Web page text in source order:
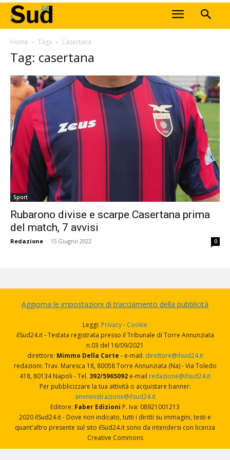
Home Tags Casertana
Tag: casertana
Sport
Rubarono divise e scarpe Casertana prima
del match, 7 avvisi
Redazione - 15 Giugno 2022 0
Aggiorna le impostazioni di tracciamento della pubblicità
Leggi: Privacy- Cookie
ilSud24.it - Testata registrata presso il Tribunale di Torre Annunziata
n.03 del 16/09/2021
direttore: Mimmo Della Corte - e-mail: direttore@ilsud24.it
redazioni: Trav. Maresca 18, 80058 Torre Annunziata (Na) - Via Toledo
418, 80134 Napoli - Tel. 392/5965092 e-mail redazione@ilsud24.it
Per pubblicizzare la tua attività o acquistare banner:
amministrazione@ilsud24.it
Editore: Faber Edizioni P. Iva: 08921001213
2020 ilSud24.it - Dove non indicato, tutti i diritti su immagini, testi e
quant'altro presente sul sito ilSud24.it sono da intendersi con licenza
Creative Commons